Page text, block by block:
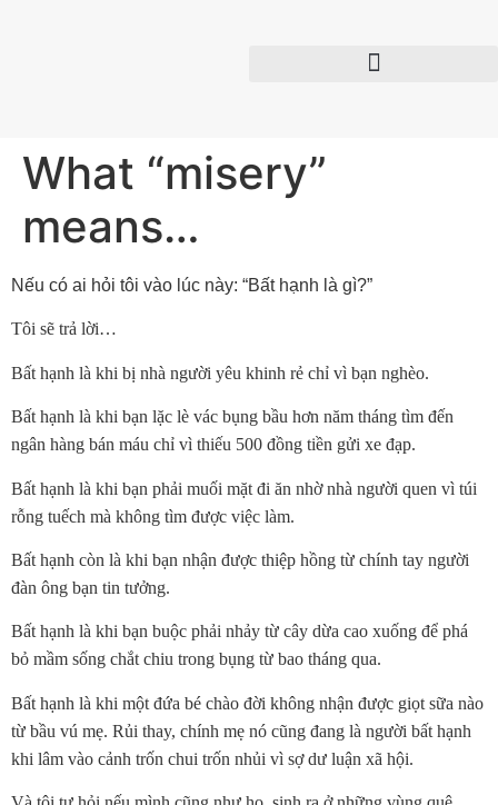
What “misery”
means…
Nếu có ai hỏi tôi vào lúc này: “Bất hạnh là gì?”
Tôi sẽ trả lời…
Bất hạnh là khi bị nhà người yêu khinh rẻ chỉ vì bạn nghèo.
Bất hạnh là khi bạn lặc lè vác bụng bầu hơn năm tháng tìm đến
ngân hàng bán máu chỉ vì thiếu 500 đồng tiền gửi xe đạp.
Bất hạnh là khi bạn phải muối mặt đi ăn nhờ nhà người quen vì túi
rỗng tuếch mà không tìm được việc làm.
Bất hạnh còn là khi bạn nhận được thiệp hồng từ chính tay người
đàn ông bạn tin tưởng.
Bất hạnh là khi bạn buộc phải nhảy từ cây dừa cao xuống để phá
bỏ mầm sống chắt chiu trong bụng từ bao tháng qua.
Bất hạnh là khi một đứa bé chào đời không nhận được giọt sữa nào
từ bầu vú mẹ. Rủi thay, chính mẹ nó cũng đang là người bất hạnh
khi lâm vào cảnh trốn chui trốn nhủi vì sợ dư luận xã hội.